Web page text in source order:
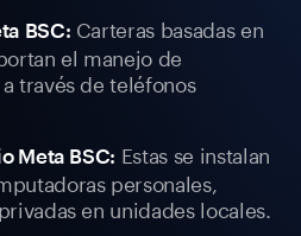
BSC: Carteras basadas en
el manejo de
través de teléfonos
Meta BSC: Estas se instalan
personales,
en unidades locales.